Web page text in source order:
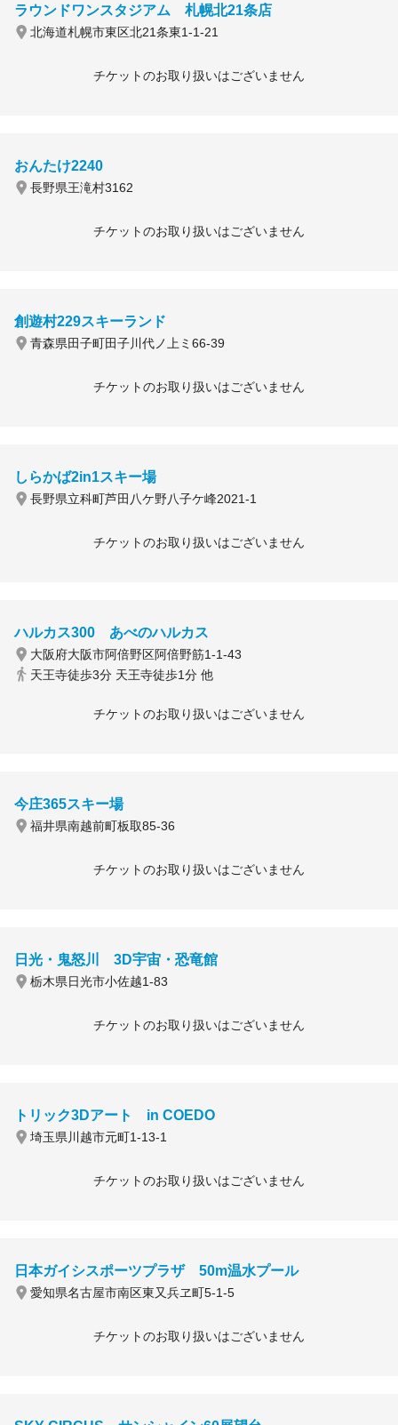
ラウンドワンスタジアム 札幌北21条店
北海道札幌市東区北21条東1-1-21
チケットのお取り扱いはございません
おんたけ2240
長野県王滝村3162
チケットのお取り扱いはございません
創遊村229スキーランド
青森県田子町田子川代ノ上ミ66-39
チケットのお取り扱いはございません
しらかば2in1スキー場
長野県立科町芦田八ケ野八子ケ峰2021-1
チケットのお取り扱いはございません
ハルカス300 あべのハルカス
大阪府大阪市阿倍野区阿倍野筋1-1-43
天王寺徒歩3分 天王寺徒歩1分 他
チケットのお取り扱いはございません
今庄365スキー場
福井県南越前町板取85-36
チケットのお取り扱いはございません
日光・鬼怒川 3D宇宙・恐竜館
栃木県日光市小佐越1-83
チケットのお取り扱いはございません
トリック3Dアート in COEDO
埼玉県川越市元町1-13-1
チケットのお取り扱いはございません
日本ガイシスポーツプラザ 50m温水プール
愛知県名古屋市南区東又兵ヱ町5-1-5
チケットのお取り扱いはございません